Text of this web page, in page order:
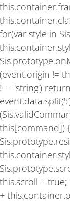
for(var style in
(event.origin !=
!== 'string')
this[command])
this.scroll = true;
+